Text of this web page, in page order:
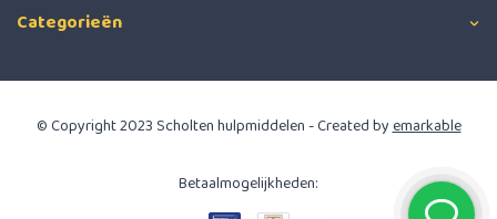
Categorieën
© Copyright 2023 Scholten hulpmiddelen - Created byemarkable
Betaalmogelijkheden: